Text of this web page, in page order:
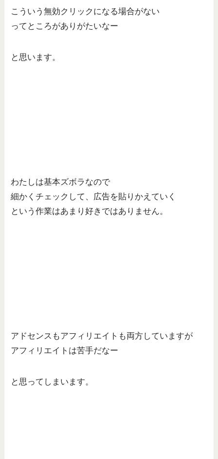
こういう無効クリックになる場合がない
ってところがありがたいなー
と思います。
わたしは基本ズボラなので
細かくチェックして、広告を貼りかえていく
という作業はあまり好きではありません。
アドセンスもアフィリエイトも両方していますが
アフィリエイトは苦手だなー
と思ってしまいます。